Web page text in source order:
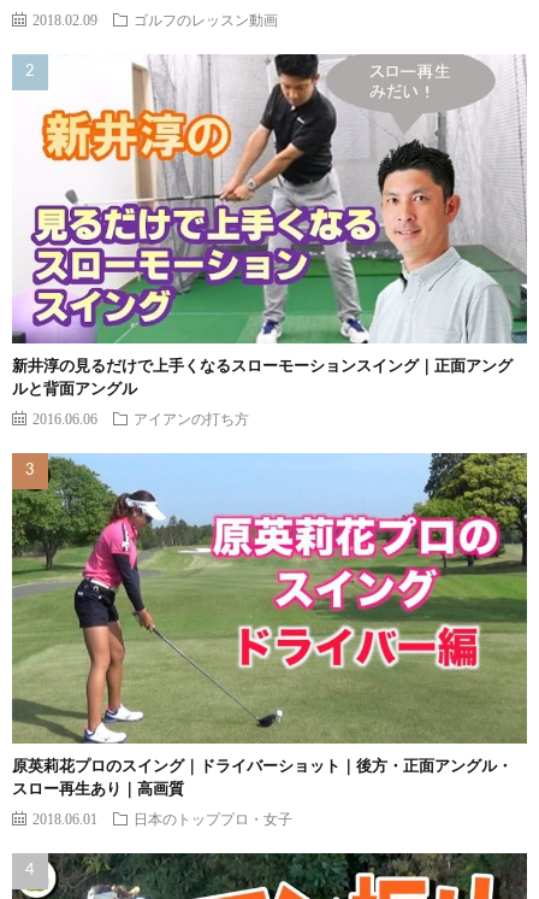
2018.02.09 ゴルフのレッスン動画
新井淳の見るだけで上手くなるスローモーションスイング｜正面アング
ルと背面アングル
2016.06.06 アイアンの打ち方
原英莉花プロのスイング｜ドライバーショット｜後方・正面アングル・
スロー再生あり｜高画質
2018.06.01 日本のトッププロ・女子